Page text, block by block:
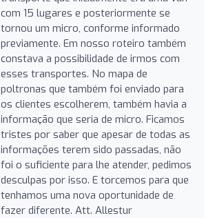
com 15 lugares e posteriormente se
tornou um micro, conforme informado
previamente. Em nosso roteiro também
constava a possibilidade de irmos com
esses transportes. No mapa de
poltronas que também foi enviado para
os clientes escolherem, também havia a
informação que seria de micro. Ficamos
tristes por saber que apesar de todas as
informações terem sido passadas, não
foi o suficiente para lhe atender, pedimos
desculpas por isso. E torcemos para que
tenhamos uma nova oportunidade de
fazer diferente. Att. Allestur